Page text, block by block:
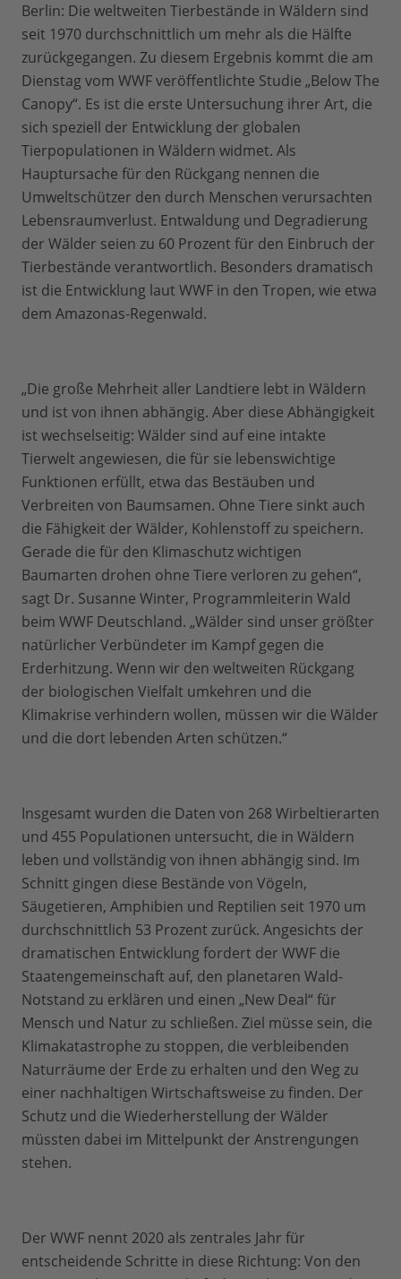
Berlin: Die weltweiten Tierbestände in Wäldern sind
seit 1970 durchschnittlich um mehr als die Hälfte
zurückgegangen. Zu diesem Ergebnis kommt die am
Dienstag vom WWF veröffentlichte Studie „Below The
Canopy“. Es ist die erste Untersuchung ihrer Art, die
sich speziell der Entwicklung der globalen
Tierpopulationen in Wäldern widmet. Als
Hauptursache für den Rückgang nennen die
Umweltschützer den durch Menschen verursachten
Lebensraumverlust. Entwaldung und Degradierung
der Wälder seien zu 60 Prozent für den Einbruch der
Tierbestände verantwortlich. Besonders dramatisch
ist die Entwicklung laut WWF in den Tropen, wie etwa
dem Amazonas-Regenwald.
„Die große Mehrheit aller Landtiere lebt in Wäldern
und ist von ihnen abhängig. Aber diese Abhängigkeit
ist wechselseitig: Wälder sind auf eine intakte
Tierwelt angewiesen, die für sie lebenswichtige
Funktionen erfüllt, etwa das Bestäuben und
Verbreiten von Baumsamen. Ohne Tiere sinkt auch
die Fähigkeit der Wälder, Kohlenstoff zu speichern.
Gerade die für den Klimaschutz wichtigen
Baumarten drohen ohne Tiere verloren zu gehen“,
sagt Dr. Susanne Winter, Programmleiterin Wald
beim WWF Deutschland. „Wälder sind unser größter
natürlicher Verbündeter im Kampf gegen die
Erderhitzung. Wenn wir den weltweiten Rückgang
der biologischen Vielfalt umkehren und die
Klimakrise verhindern wollen, müssen wir die Wälder
und die dort lebenden Arten schützen.“
Insgesamt wurden die Daten von 268 Wirbeltierarten
und 455 Populationen untersucht, die in Wäldern
leben und vollständig von ihnen abhängig sind. Im
Schnitt gingen diese Bestände von Vögeln,
Säugetieren, Amphibien und Reptilien seit 1970 um
durchschnittlich 53 Prozent zurück. Angesichts der
dramatischen Entwicklung fordert der WWF die
Staatengemeinschaft auf, den planetaren Wald-
Notstand zu erklären und einen „New Deal“ für
Mensch und Natur zu schließen. Ziel müsse sein, die
Klimakatastrophe zu stoppen, die verbleibenden
Naturräume der Erde zu erhalten und den Weg zu
einer nachhaltigen Wirtschaftsweise zu finden. Der
Schutz und die Wiederherstellung der Wälder
müssten dabei im Mittelpunkt der Anstrengungen
stehen.
Der WWF nennt 2020 als zentrales Jahr für
entscheidende Schritte in diese Richtung: Von den